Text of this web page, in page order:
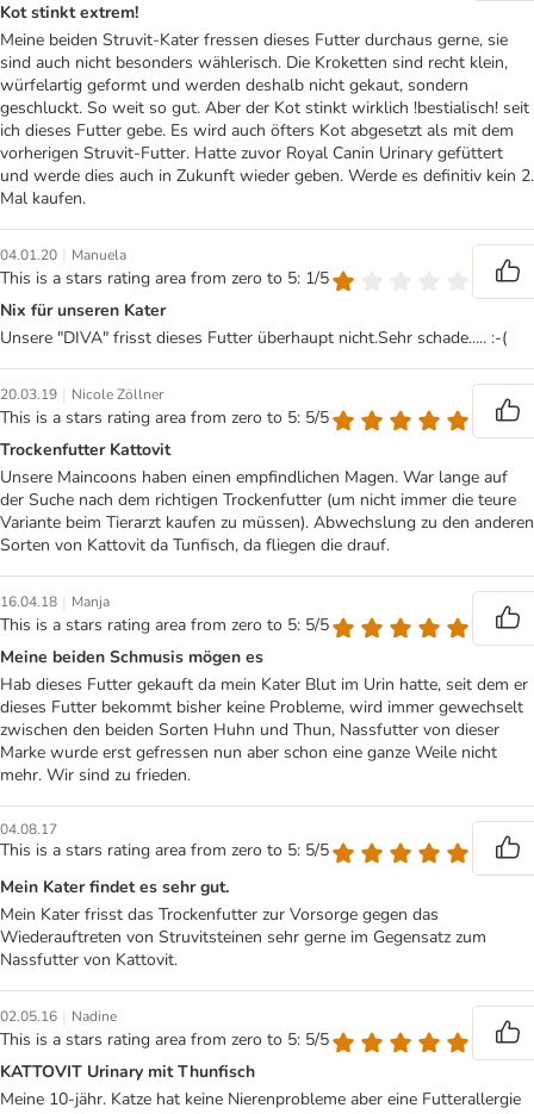
Kot stinkt extrem!
Meine beiden Struvit-Kater fressen dieses Futter durchaus gerne, sie
sind auch nicht besonders wählerisch. Die Kroketten sind recht klein,
würfelartig geformt und werden deshalb nicht gekaut, sondern
geschluckt. So weit so gut. Aber der Kot stinkt wirklich !bestialisch! seit
ich dieses Futter gebe. Es wird auch öfters Kot abgesetzt als mit dem
vorherigen Struvit-Futter. Hatte zuvor Royal Canin Urinary gefüttert
und werde dies auch in Zukunft wieder geben. Werde es definitiv kein 2.
Mal kaufen.
04.01.20 | Manuela
This is a stars rating area from zero to 5: 1/5
Nix für unseren Kater
Unsere "DIVA" frisst dieses Futter überhaupt nicht.Sehr schade..... :-(
20.03.19 | Nicole Zöllner
This is a stars rating area from zero to 5: 5/5
Trockenfutter Kattovit
Unsere Maincoons haben einen empfindlichen Magen. War lange auf
der Suche nach dem richtigen Trockenfutter (um nicht immer die teure
Variante beim Tierarzt kaufen zu müssen). Abwechslung zu den anderen
Sorten von Kattovit da Tunfisch, da fliegen die drauf.
16.04.18 | Manja
This is a stars rating area from zero to 5: 5/5
Meine beiden Schmusis mögen es
Hab dieses Futter gekauft da mein Kater Blut im Urin hatte, seit dem er
dieses Futter bekommt bisher keine Probleme, wird immer gewechselt
zwischen den beiden Sorten Huhn und Thun, Nassfutter von dieser
Marke wurde erst gefressen nun aber schon eine ganze Weile nicht
mehr. Wir sind zu frieden.
04.08.17
This is a stars rating area from zero to 5: 5/5
Mein Kater findet es sehr gut.
Mein Kater frisst das Trockenfutter zur Vorsorge gegen das
Wiederauftreten von Struvitsteinen sehr gerne im Gegensatz zum
Nassfutter von Kattovit.
02.05.16 | Nadine
This is a stars rating area from zero to 5: 5/5
KATTOVIT Urinary mit Thunfisch
Meine 10-jähr. Katze hat keine Nierenprobleme aber eine Futterallergie